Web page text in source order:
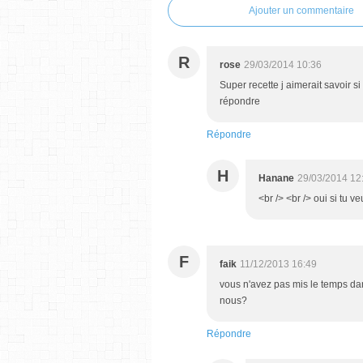
Ajouter un commentaire
R rose 29/03/2014 10:36
Super recette j aimerait savoir
répondre
Répondre
H Hanane 29/03/2014
<br /> <br /> oui si tu
F faik 11/12/2013 16:49
vous n'avez pas mis le temps
nous?
Répondre